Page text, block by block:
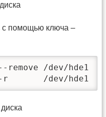
с помощью ключа –
remove /dev/hde1
/dev/hde1